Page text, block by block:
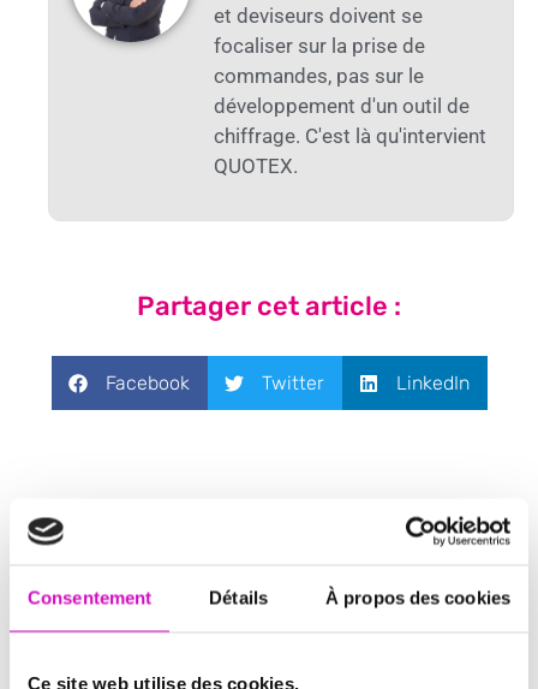
Consentement Détails À propos des cookies
Ce site web utilise des cookies.
et deviseurs doivent se
focaliser sur la prise de
commandes, pas sur le
développement d'un outil de
chiffrage. C'est là qu'intervient
QUOTEX.
Partager cet article :
Facebook Twitter LinkedIn
Laisser un commentaire
Vous devezvous connecter